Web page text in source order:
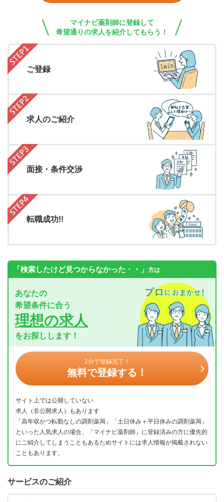
マイナビ薬剤師に登録して
希望通りの求人を紹介してもらう！
ご登録
求人のご紹介
面接・条件交渉
転職成功!!
「検索したけど見つからなかった・・」 方は
あなたの
希望条件に合う
理想の求人
をお探しします！
1分で登録完了！
無料で登録する！
サイト上では公開していない
求人（非公開求人）もあります
「高年収かつ転勤なしの調剤薬局」「土日休み＋平日休みの調剤薬局」
といった人気求人の場合、「マイナビ薬剤師」に登録済みの方に優先的
にご紹介してしまうこともあるためサイトには求人情報が掲載されない
こともあります。
サービスのご紹介